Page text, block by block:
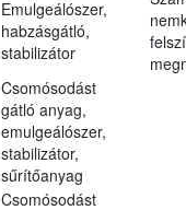
Emulgeálószer,
habzásgátló,
stabilizátor
Csomósodást
gátló anyag,
emulgeálószer,
stabilizátor,
sűrítőanyag
Csomósodást